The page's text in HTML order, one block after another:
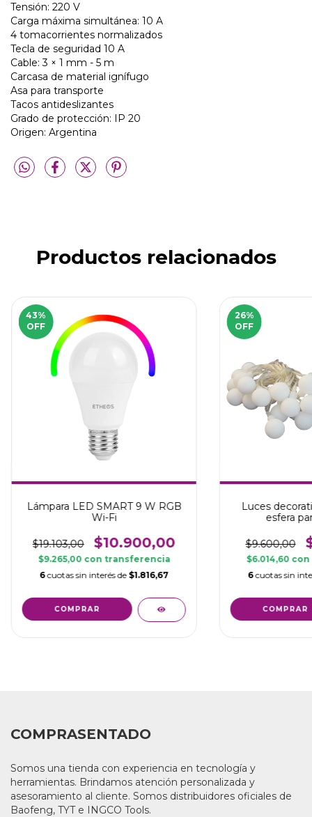
Tensión: 220 V
Carga máxima simultánea: 10 A
4 tomacorrientes normalizados
Tecla de seguridad 10 A
Cable: 3 × 1 mm - 5 m
Carcasa de material ignífugo
Asa para transporte
Tacos antideslizantes
Grado de protección: IP 20
Origen: Argentina
Productos relacionados
43%
OFF
Lámpara LED SMART 9 W RGB
Wi-Fi
$19.103,00 $10.900,00
$9.265,00 con transferencia
6 cuotas sin interés de $1.816,67
26%
OFF
Luces
esfera
$9.600,00
$6.014,60 con
6 cuotas sin
COMPRASENTADO
Somos una tienda con experiencia en tecnología y
herramientas. Brindamos atención personalizada y
asesoramiento al cliente. Somos distribuidores oficiales de
Baofeng, TYT e INGCO Tools.